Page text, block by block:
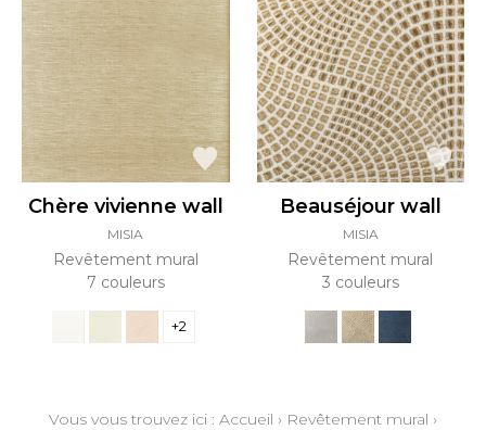
Chère vivienne wall
MISIA
Revêtement mural
7 couleurs
+2
Beauséjour wall
MISIA
Revêtement mural
3 couleurs
Vous vous trouvez ici : Accueil › Revêtement mural ›